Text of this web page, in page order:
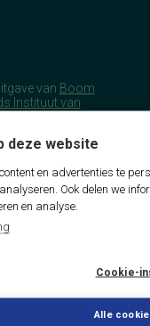
deze website
en advertenties te
Ook delen we
en analyse.
Cookie-
Alle
van Boom
Instituut van